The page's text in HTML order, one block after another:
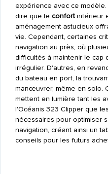
expérience avec ce
dire que le confortintérieur
aménagement astucieux
vie. Cependant, certaines
navigation au près, où
difficultés à maintenir le cap
irrégulier. D'autres, en
du bateau en port, la
manœuvrer, même en solo.
mettent en lumière tant les
l'Océanis 323 Clipper que
nécessaires pour optimiser
navigation, créant ainsi un
conseils pour les futurs